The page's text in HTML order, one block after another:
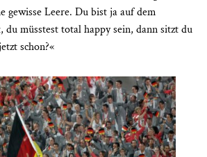
gewisse Leere. Du bist ja auf dem
du müsstest total happy sein, dann sitzt du
schon?«